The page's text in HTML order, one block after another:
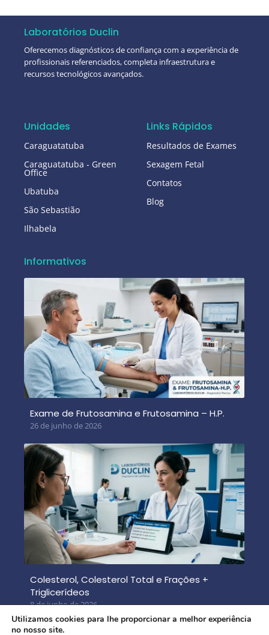
Laboratórios Duclin
Oferecemos diagnósticos de confiança com a experiência de
profissionais referenciados, completa infraestrutura e
recursos tecnológicos avançados.
Unidades
Caraguatatuba
Caraguatatuba - Green
Office
Ubatuba
São Sebastião
Ilhabela
Links Rápidos
Resultados de Exames
Sexagem Fetal
Contatos
Blog
Informativos
Exame de Frutosamina e Frutosamina – H.P.
26 de junho de 2026
Colesterol, Colesterol Total e Frações +
Triglicerídeos
8 de junho de 2026
Utilizamos cookies para lhe proporcionar a melhor experiência
no nosso site.